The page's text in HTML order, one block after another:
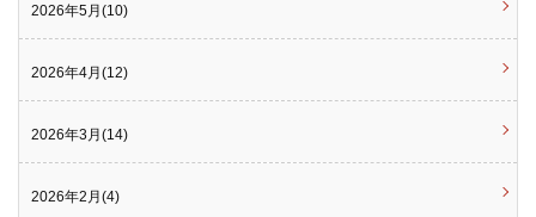
2026年5月(10)
2026年4月(12)
2026年3月(14)
2026年2月(4)